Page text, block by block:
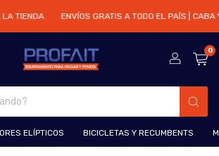
TIENDA ENVÍOS GRATIS A TODO EL PAÍS | CABA
0
ELÍPTICOS BICICLETAS Y RECUMBENTS